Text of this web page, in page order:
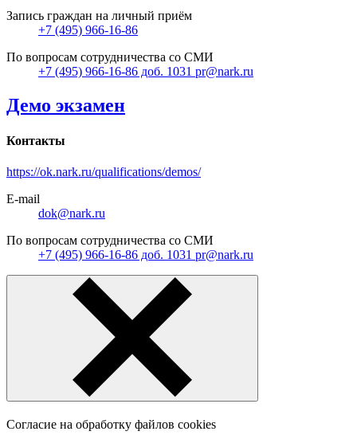
Запись граждан на личный приём
+7 (495) 966-16-86
По вопросам сотрудничества со СМИ
+7 (495) 966-16-86 доб. 1031 pr@nark.ru
Демо экзамен
Контакты
https://ok.nark.ru/qualifications/demos/
E-mail
dok@nark.ru
По вопросам сотрудничества со СМИ
+7 (495) 966-16-86 доб. 1031 pr@nark.ru
Согласие на обработку файлов cookies